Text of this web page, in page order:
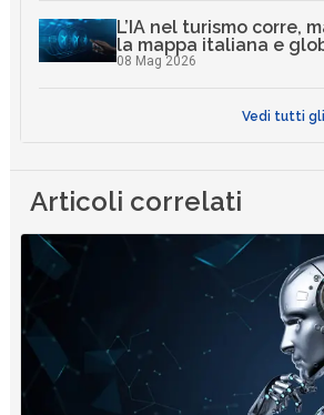
L’IA nel turismo corre,
la mappa italiana e
08 Mag 2026
Vedi tutti
Articoli correlati